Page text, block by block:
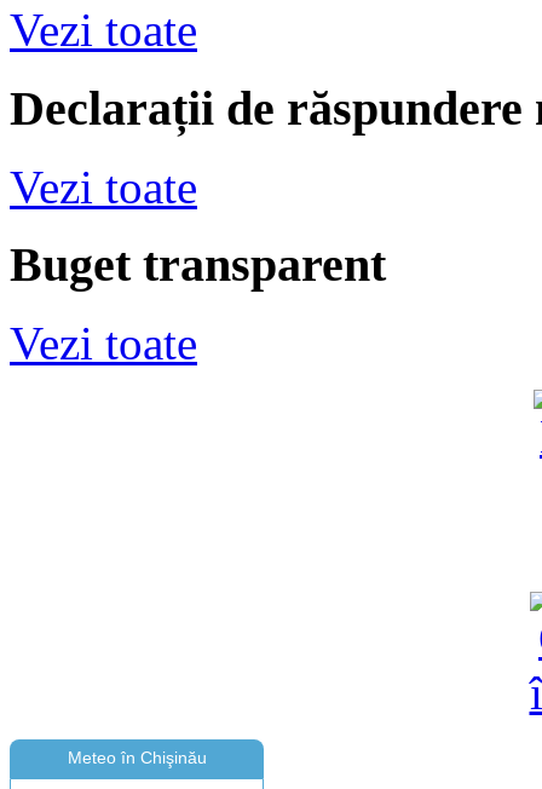
Vezi toate
Declarații de răspundere
Vezi toate
Buget transparent
Vezi toate
Meteo în Chişinău